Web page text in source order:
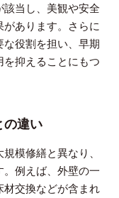
当し、美観や安全
あります。さらに
役割を担い、早期
抑えることにもつ
の違い
模修繕と異なり、
例えば、外壁の一
交換などが含まれ